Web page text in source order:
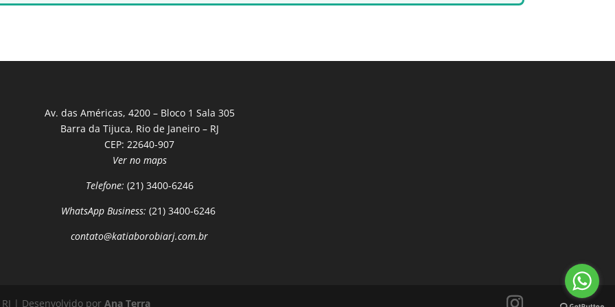
Av. das Américas, 4200 – Bloco 1 Sala 305
Barra da Tijuca, Rio de Janeiro – RJ
CEP: 22640-907
Ver no maps
Telefone: (21) 3400-6246
WhatsApp Business: (21) 3400-6246
contato@katiaborobiarj.com.br
RJ | Desenvolvido porAna Terra